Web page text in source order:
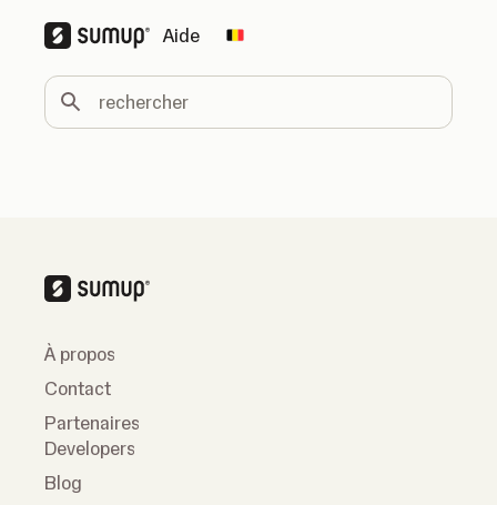
Aide Change country
rechercher
À propos
Contact
Partenaires
Developers
Blog